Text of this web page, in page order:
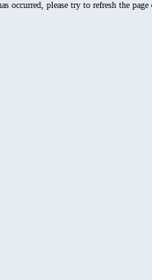
occurred, please try to refresh the